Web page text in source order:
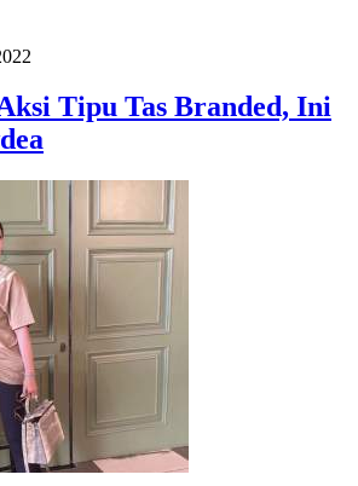
Tipu Tas Branded, Ini